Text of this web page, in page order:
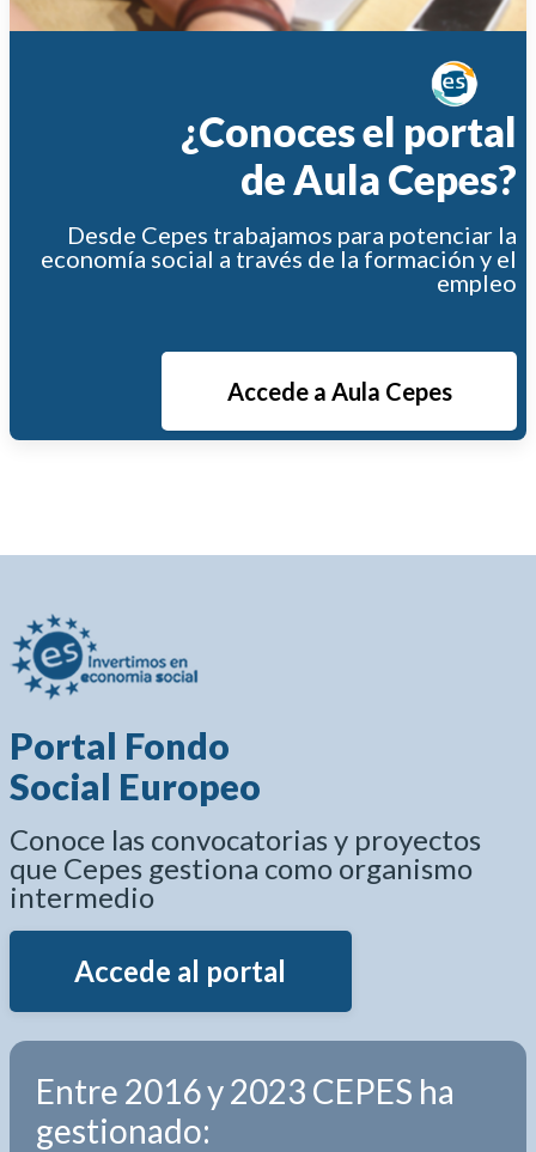
¿Conoces el portal
de Aula Cepes?
Desde Cepes trabajamos para potenciar la
economía social a través de la formación y el
empleo
Accede a Aula Cepes
Portal Fondo
Social Europeo
Conoce las convocatorias y proyectos
que Cepes gestiona como organismo
intermedio
Accede al portal
Entre 2016 y 2023 CEPES ha
gestionado: